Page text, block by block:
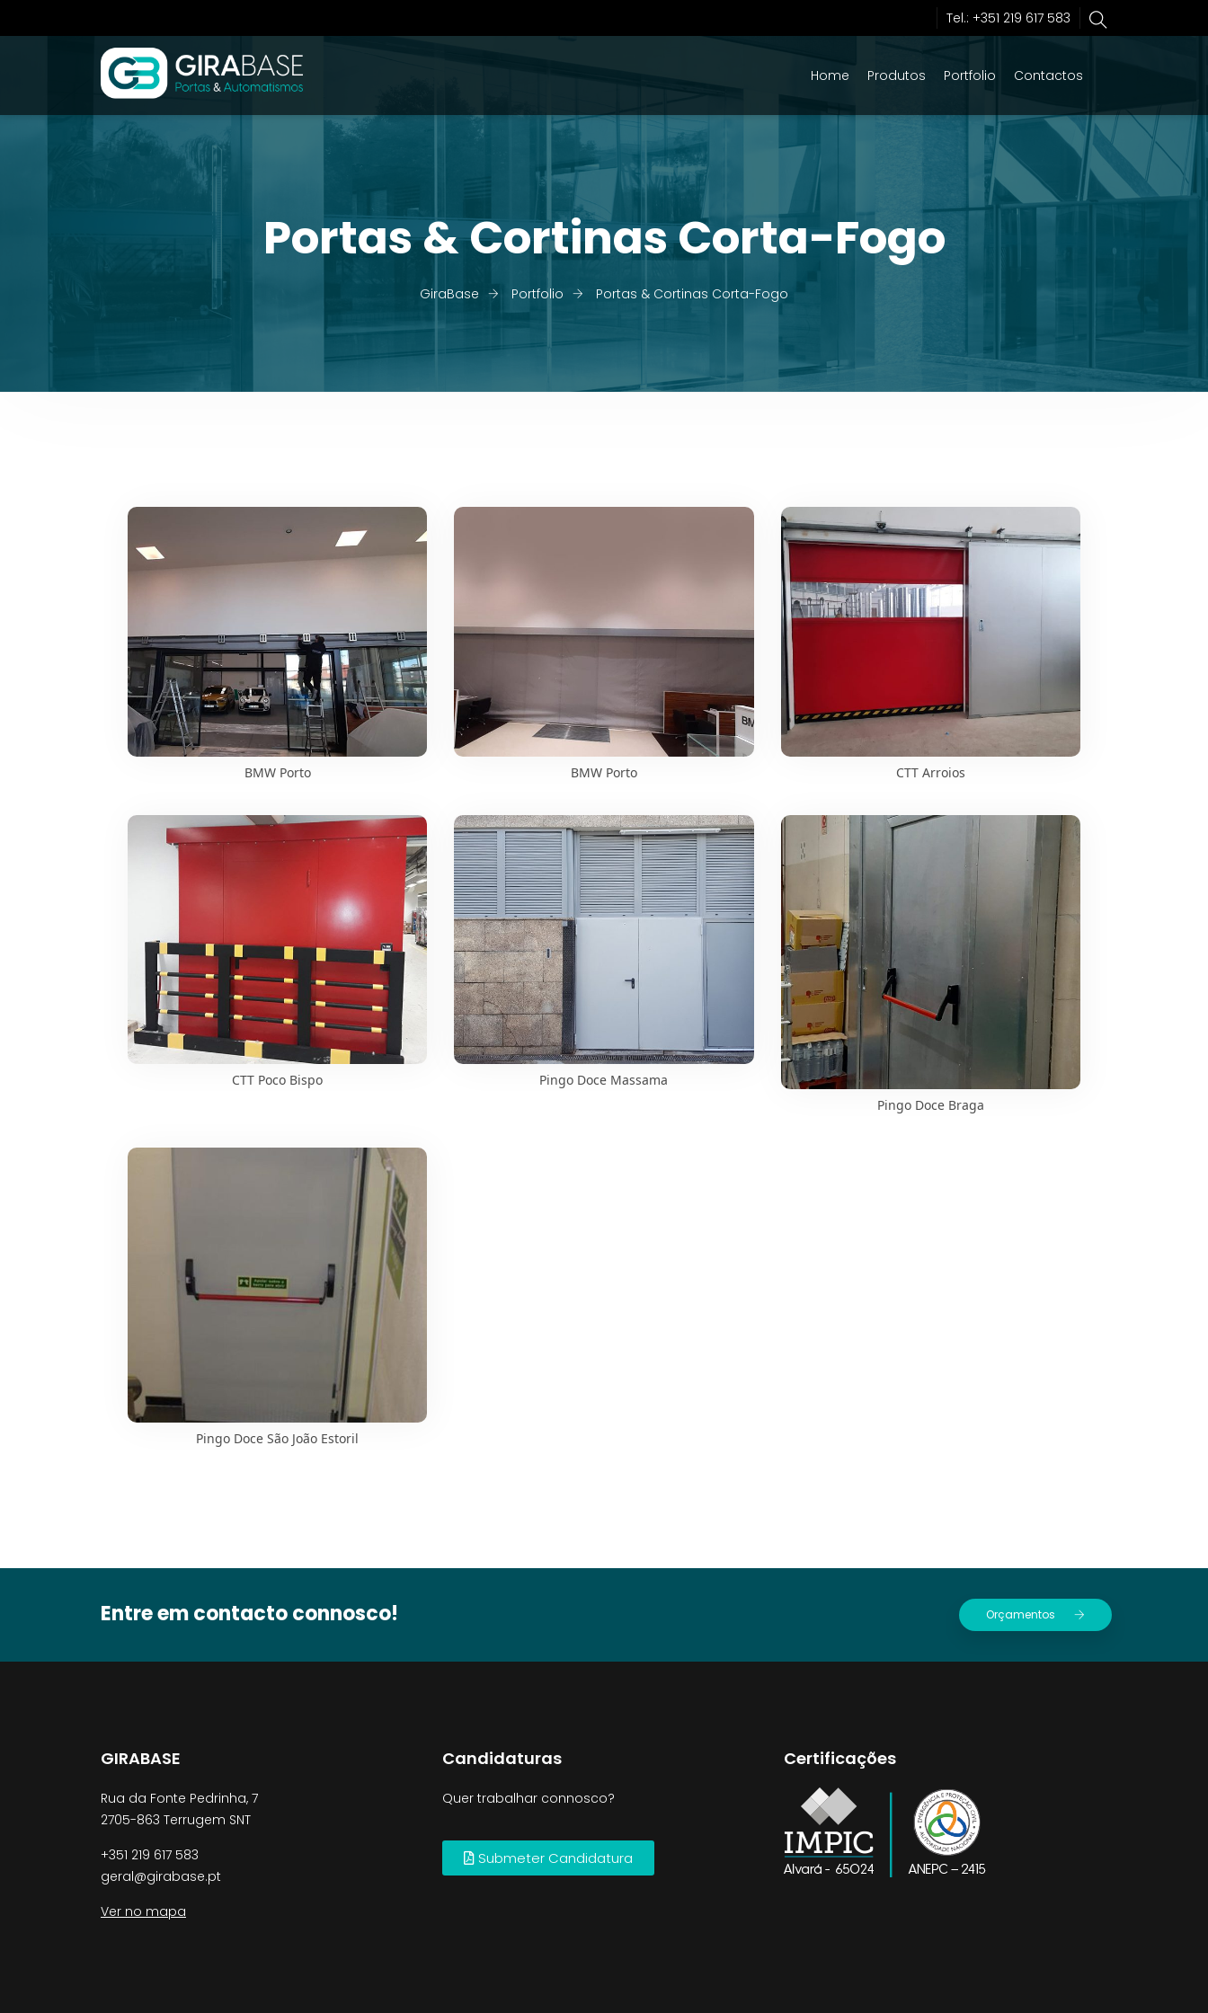
Tel.: +351 219 617 583
Home Produtos Portfolio Contactos
Portas & Cortinas Corta-Fogo
GiraBase Portfolio Portas & Cortinas Corta-Fogo
BMW Porto BMW Porto CTT Arroios
CTT Poco Bispo
Pingo Doce Massama
Pingo Doce Braga
Pingo Doce São João Estoril
Entre em contacto connosco! Orçamentos
GIRABASE
Rua da Fonte Pedrinha, 7
2705-863 Terrugem SNT
+351 219 617 583
geral@girabase.pt
Ver no mapa
Candidaturas
Quer trabalhar connosco?
Submeter Candidatura
Certificações